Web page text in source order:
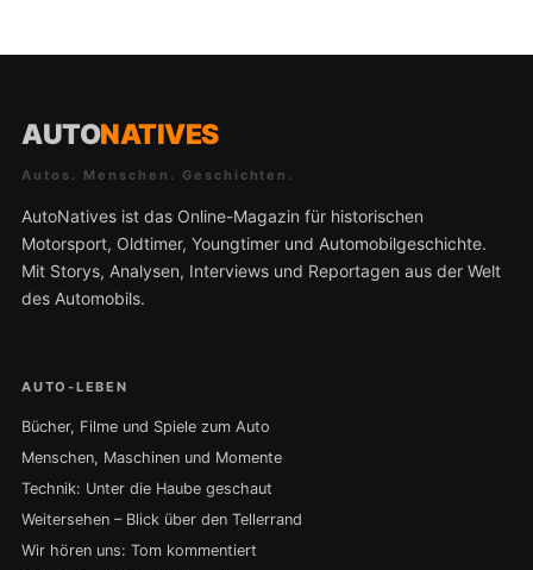
AUTONATIVES
Autos. Menschen. Geschichten.
AutoNatives ist das Online-Magazin für historischen
Motorsport, Oldtimer, Youngtimer und Automobilgeschichte.
Mit Storys, Analysen, Interviews und Reportagen aus der Welt
des Automobils.
AUTO-LEBEN
Bücher, Filme und Spiele zum Auto
Menschen, Maschinen und Momente
Technik: Unter die Haube geschaut
Weitersehen – Blick über den Tellerrand
Wir hören uns: Tom kommentiert